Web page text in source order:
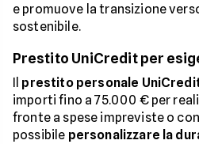
e promuove la transizione
sostenibile.
Prestito UniCredit per
Il prestito personale
importi fino a 75.000 € per
fronte a spese impreviste o
possibile personalizzare la